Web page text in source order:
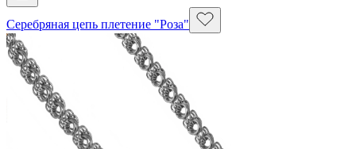
Серебряная цепь плетение "Роза"